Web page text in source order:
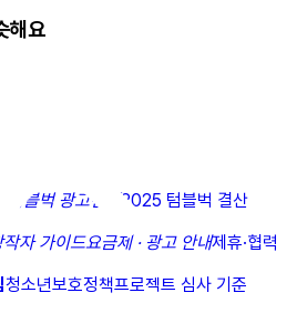
해요
텀블벅 광고센터
2025 텀블벅 결산
작자 가이드요금제 · 광고 안내제휴·협력
청소년보호정책프로젝트 심사 기준